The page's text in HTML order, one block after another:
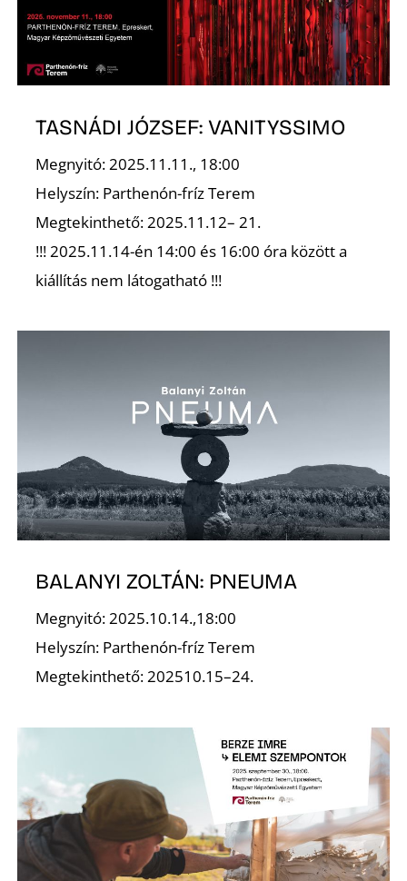
TASNÁDI JÓZSEF: VANITYSSIMO
Megnyitó: 2025.11.11., 18:00
Helyszín: Parthenón-fríz Terem
Megtekinthető: 2025.11.12– 21.
!!! 2025.11.14-én 14:00 és 16:00 óra között a
kiállítás nem látogatható !!!
BALANYI ZOLTÁN: PNEUMA
Megnyitó: 2025.10.14.,18:00
Helyszín: Parthenón-fríz Terem
Megtekinthető: 202510.15–24.